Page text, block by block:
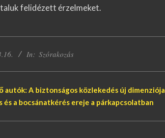
felidézett érzelmeket.
In: Szórakozás
autók: A biztonságos közlekedés új dimenziója
és a bocsánatkérés ereje a párkapcsolatban